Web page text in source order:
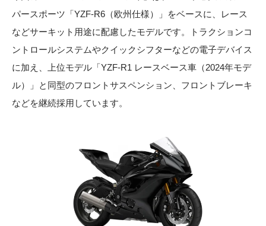
パースポーツ「YZF-R6（欧州仕様）」をベースに、レース
などサーキット用途に配慮したモデルです。トラクションコ
ントロールシステムやクイックシフターなどの電子デバイス
に加え、上位モデル「YZF-R1 レースベース車（2024年モデ
ル）」と同型のフロントサスペンション、フロントブレーキ
などを継続採用しています。